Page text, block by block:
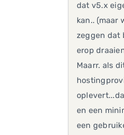
dat v5.x
kan.. (maar
zeggen dat
erop
Maarr. als
en een
een